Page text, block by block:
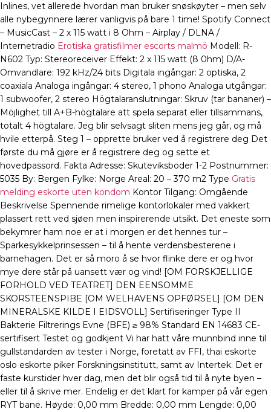
Inlines, vet allerede hvordan man bruker snøskøyter – men selv
alle nybegynnere lærer vanligvis på bare 1 time! Spotify Connect
– MusicCast – 2 x 115 watt i 8 Ohm – Airplay / DLNA /
Internetradio Erotiska gratisfilmer escorts malmö Modell: R-
N602 Typ: Stereoreceiver Effekt: 2 x 115 watt (8 0hm) D/A-
Omvandlare: 192 kHz/24 bits Digitala ingångar: 2 optiska, 2
coaxiala Analoga ingångar: 4 stereo, 1 phono Analoga utgångar:
1 subwoofer, 2 stereo Högtalaranslutningar: Skruv (tar bananer) –
Möjlighet till A+B-högtalare att spela separat eller tillsammans,
totalt 4 högtalare. Jeg blir selvsagt sliten mens jeg går, og må
hvile etterpå. Steg 1 – opprette bruker ved å registrere deg Det
første du må gjøre er å registrere deg og sette et
hovedpassord. Fakta Adresse: Skuteviksboder 1-2 Postnummer:
5035 By: Bergen Fylke: Norge Areal: 20 – 370 m2 Type Gratis
melding eskorte uten kondom Kontor Tilgang: Omgående
Beskrivelse Spennende rimelige kontorlokaler med vakkert
plassert rett ved sjøen men inspirerende utsikt. Det eneste som
bekymrer ham noe er at i morgen er det hennes tur –
Sparkesykkelprinsessen – til å hente verdensbesterene i
barnehagen. Det er så moro å se hvor flinke dere er og hvor
mye dere står på uansett vær og vind! [OM FORSKJELLIGE
FORHOLD VED TEATRET] DEN EENSOMME
SKORSTEENSPIBE [OM WELHAVENS OPFØRSEL] [OM DEN
MINERALSKE KILDE I EIDSVOLL] Sertifiseringer Type II
Bakterie Filtrerings Evne (BFE) ≥ 98% Standard EN 14683 CE-
sertifisert Testet og godkjent Vi har hatt våre munnbind inne til
gullstandarden av tester i Norge, foretatt av FFI, thai eskorte
oslo eskorte piker Forskningsinstitutt, samt av Intertek. Det er
faste kurstider hver dag, men det blir også tid til å nyte byen –
eller til å skrive mer. Endelig er det klart for kamper på vår egen
RYT bane. Høyde: 0,00 mm Bredde: 0,00 mm Lengde: 0,00